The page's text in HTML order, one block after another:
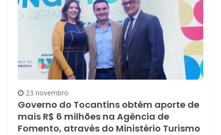
23 novembro
Governo do Tocantins obtém aporte de
mais R$ 6 milhões na Agência de
Fomento, através do Ministério Turismo